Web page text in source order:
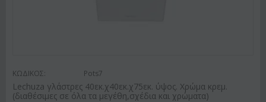
ΚΩΔΙΚΟΣ: Pots7
Lechuza γλάστρες 40εκ.χ40εκ.χ75εκ. ύψος. Χρώμα κρεμ.
(διαθέσιμες σε όλα τα μεγέθη,σχέδια και χρώματα)